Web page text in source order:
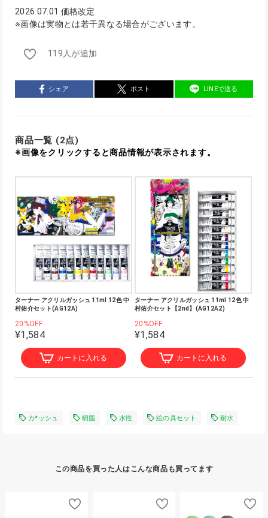
2026.07.01 価格改定
※画像は実物とは若干異なる場合がございます。
119人が追加
シェア ポスト LINEで送る
商品一覧 (2点)
※画像をクリックすると商品情報が表示されます。
ターナー アクリルガッシュ 11ml 12色 中
村佑介セット(AG12A)
20%OFF
¥1,584
カートに入れる
ターナー アクリルガッシュ 11ml 12色 中
村佑介セット【2nd】(AG12A2)
20%OFF
¥1,584
カートに入れる
カ*ッシュ 樹脂 水性 絵の具セット 耐水
この商品を買った人はこんな商品も買ってます